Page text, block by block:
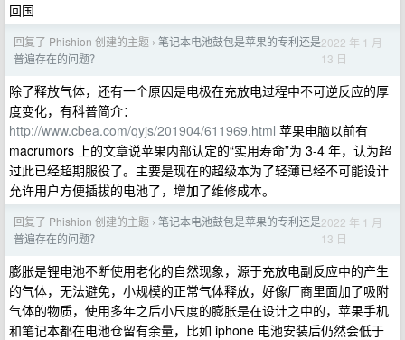
回国
回复了 Phishion 创建的主题 › 笔记本电池鼓包是苹果的专利还是
普遍存在的问题？
2022 年 1 月
13 日
除了释放气体，还有一个原因是电极在充放电过程中不可逆反应的厚
度变化，有科普简介：
http://www.cbea.com/qyjs/201904/611969.html 苹果电脑以前有
macrumors 上的文章说苹果内部认定的“实用寿命”为 3-4 年，认为超
过此已经超期服役了。主要是现在的超级本为了轻薄已经不可能设计
允许用户方便插拔的电池了，增加了维修成本。
回复了 Phishion 创建的主题 › 笔记本电池鼓包是苹果的专利还是
普遍存在的问题？
2022 年 1 月
13 日
膨胀是锂电池不断使用老化的自然现象，源于充放电副反应中的产生
的气体，无法避免，小规模的正常气体释放，好像厂商里面加了吸附
气体的物质，使用多年之后小尺度的膨胀是在设计之中的，苹果手机
和笔记本都在电池仓留有余量，比如 iphone 电池安装后仍然会低于